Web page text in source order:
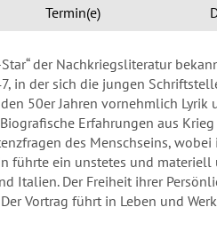
Termin(e)
der Nachkriegsliteratur
in der sich die jungen
50er Jahren vornehmlich Lyrik
Erfahrungen aus
des Menschseins, wobei
führte ein unstetes und materiell
Italien. Der Freiheit ihrer
Vortrag führt in Leben und